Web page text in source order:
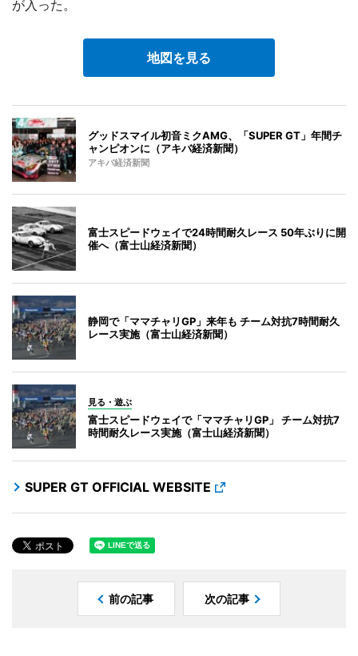
が入った。
地図を見る
グッドスマイル初音ミクAMG、「SUPER GT」年間チ
ャンピオンに（アキバ経済新聞）
アキバ経済新聞
富士スピードウェイで24時間耐久レース 50年ぶりに開
催へ（富士山経済新聞）
静岡で「ママチャリGP」来年も チーム対抗7時間耐久
レース実施（富士山経済新聞）
見る・遊ぶ
富士スピードウェイで「ママチャリGP」 チーム対抗7
時間耐久レース実施（富士山経済新聞）
SUPER GT OFFICIAL WEBSITE
前の記事 次の記事